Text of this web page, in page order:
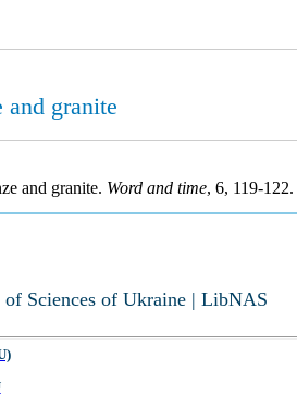
and granite
and granite. Word and time, 6, 119-122.
Sciences of Ukraine | LibNAS